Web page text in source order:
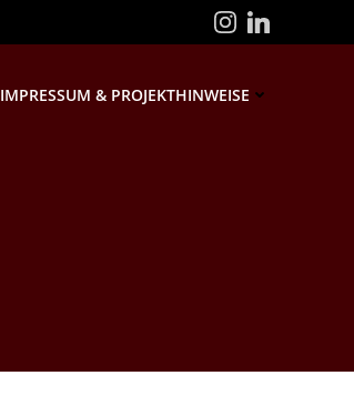
IMPRESSUM & PROJEKTHINWEISE